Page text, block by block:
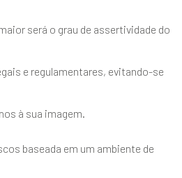
será o grau de assertividade do
e regulamentares, evitando-se
à sua imagem.
baseada em um ambiente de